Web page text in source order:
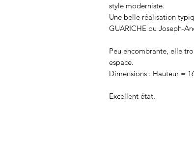
style moderniste.
Une belle réalisation
GUARICHE ou Joseph-
Peu encombrante, elle
espace.
Dimensions : Hauteur =
Excellent état.